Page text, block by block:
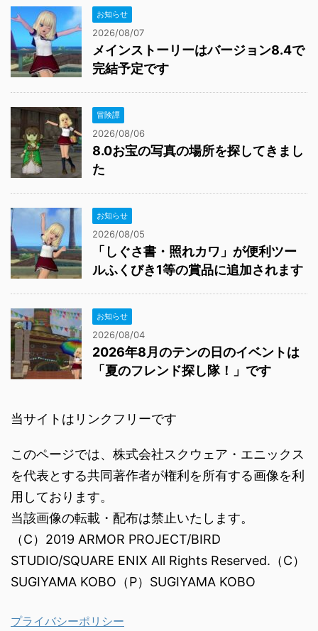
お知らせ
2026/08/07
メインストーリーはバージョン8.4で
完結予定です
冒険譚
2026/08/06
8.0お宝の写真の場所を探してきまし
た
お知らせ
2026/08/05
「しぐさ書・照れカワ」が便利ツー
ルふくびき1等の賞品に追加されます
お知らせ
2026/08/04
2026年8月のテンの日のイベントは
「夏のフレンド探し隊！」です
当サイトはリンクフリーです
このページでは、株式会社スクウェア・エニックス
を代表とする共同著作者が権利を所有する画像を利
用しております。
当該画像の転載・配布は禁止いたします。
（C）2019 ARMOR PROJECT/BIRD
STUDIO/SQUARE ENIX All Rights Reserved.（C）
SUGIYAMA KOBO（P）SUGIYAMA KOBO
プライバシーポリシー